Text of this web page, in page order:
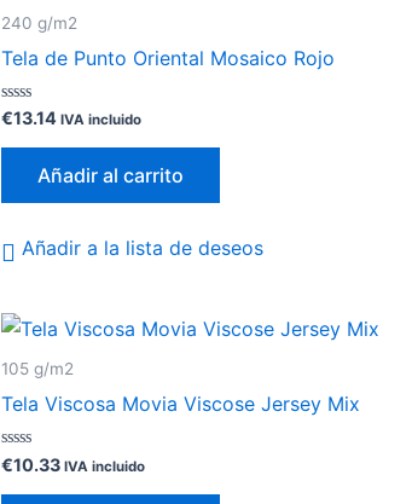
240 g/m2
Tela de Punto Oriental Mosaico Rojo
Valorado
0
€13.14 IVA incluido
Añadir al carrito
Añadir a la lista de deseos
105 g/m2
Tela Viscosa Movia Viscose Jersey Mix
Valorado
0
€10.33 IVA incluido